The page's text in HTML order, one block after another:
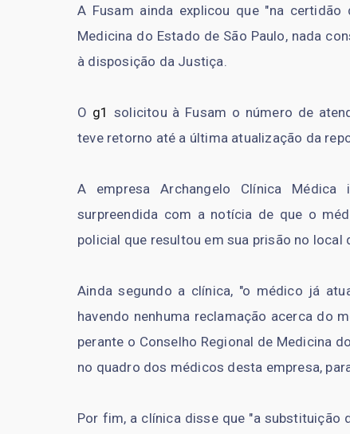
A Fusam ainda explicou que "na
Medicina do Estado de São Paulo, nada
à disposição da Justiça.
O g1 solicitou à Fusam o número de
teve retorno até a última atualização da
A empresa Archangelo Clínica
surpreendida com a notícia de que o
policial que resultou em sua prisão no local
Ainda segundo a clínica, "o médico já
havendo nenhuma reclamação acerca do
perante o Conselho Regional de Medicina
no quadro dos médicos desta empresa,
Por fim, a clínica disse que "a